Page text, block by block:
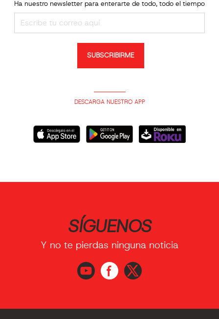
Ha nuestro newsletter para enterarte de todo, todo el tiempo
SUBSCRIBIRME
DESCARGA NUESTRO APP
SÍGUENOS
Y no te pierdas ninguna noticia